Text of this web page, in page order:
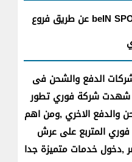
إقتراح شحن كروت beIN SPORTS عن طريق فروع
الدفع والشحن فى
شهدت شركة فوري تطور
والدفع الاخري ,ومن اهم
فوري المتربع على عرش
خدمات متميزة جدا